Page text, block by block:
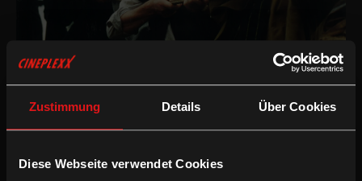
Zustimmung Details Über Cookies
Diese Webseite verwendet Cookies
Drama/2000
Regie:Franz Antel
Kamera:Hans Selikovsky